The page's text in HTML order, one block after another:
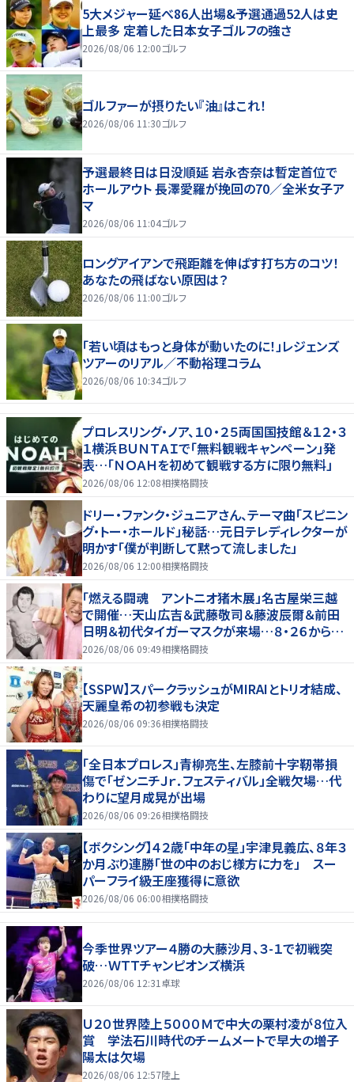
5大メジャー延べ86人出場&予選通過52人は史
上最多 定着した日本女子ゴルフの強さ
2026/08/06 12:00ゴルフ
ゴルファーが摂りたい『油』はこれ！
2026/08/06 11:30ゴルフ
予選最終日は日没順延 岩永杏奈は暫定首位で
ホールアウト 長澤愛羅が挽回の70／全米女子ア
マ
2026/08/06 11:04ゴルフ
ロングアイアンで飛距離を伸ばす打ち方のコツ！
あなたの飛ばない原因は？
2026/08/06 11:00ゴルフ
「若い頃はもっと身体が動いたのに！」レジェンズ
ツアーのリアル／不動裕理コラム
2026/08/06 10:34ゴルフ
プロレスリング・ノア、１０・２５両国国技館＆１２・３
１横浜ＢＵＮＴＡＩで「無料観戦キャンペーン」発
表…「ＮＯＡＨを初めて観戦する方に限り無料」
2026/08/06 12:08相撲格闘技
ドリー・ファンク・ジュニアさん、テーマ曲「スピニン
グ・トー・ホールド」秘話…元日テレディレクターが
明かす「僕が判断して黙って流しました」
2026/08/06 12:00相撲格闘技
「燃える闘魂 アントニオ猪木展」名古屋栄三越
で開催…天山広吉＆武藤敬司＆藤波辰爾＆前田
日明＆初代タイガーマスクが来場…８・２６から９・
７まで
2026/08/06 09:49相撲格闘技
【SSPW】スパークラッシュがMIRAIとトリオ結成、
天麗皇希の初参戦も決定
2026/08/06 09:36相撲格闘技
「全日本プロレス」青柳亮生、左膝前十字靭帯損
傷で「ゼンニチＪｒ．フェスティバル」全戦欠場…代
わりに望月成晃が出場
2026/08/06 09:26相撲格闘技
【ボクシング】４２歳「中年の星」宇津見義広、８年３
か月ぶり連勝「世の中のおじ様方に力を」 スー
パーフライ級王座獲得に意欲
2026/08/06 06:00相撲格闘技
今季世界ツアー４勝の大藤沙月、３-１で初戦突
破…ＷＴＴチャンピオンズ横浜
2026/08/06 12:31卓球
Ｕ２０世界陸上５０００Ｍで中大の栗村凌が８位入
賞 学法石川時代のチームメートで早大の増子
陽太は欠場
2026/08/06 12:57陸上